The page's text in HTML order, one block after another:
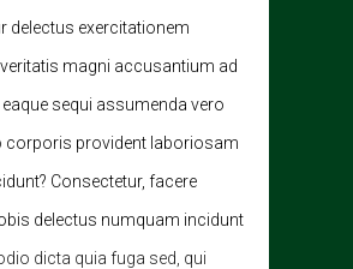
delectus exercitationem
magni accusantium ad
sequi assumenda vero
corporis provident laboriosam
Consectetur, facere
delectus numquam incidunt
dicta quia fuga sed, qui